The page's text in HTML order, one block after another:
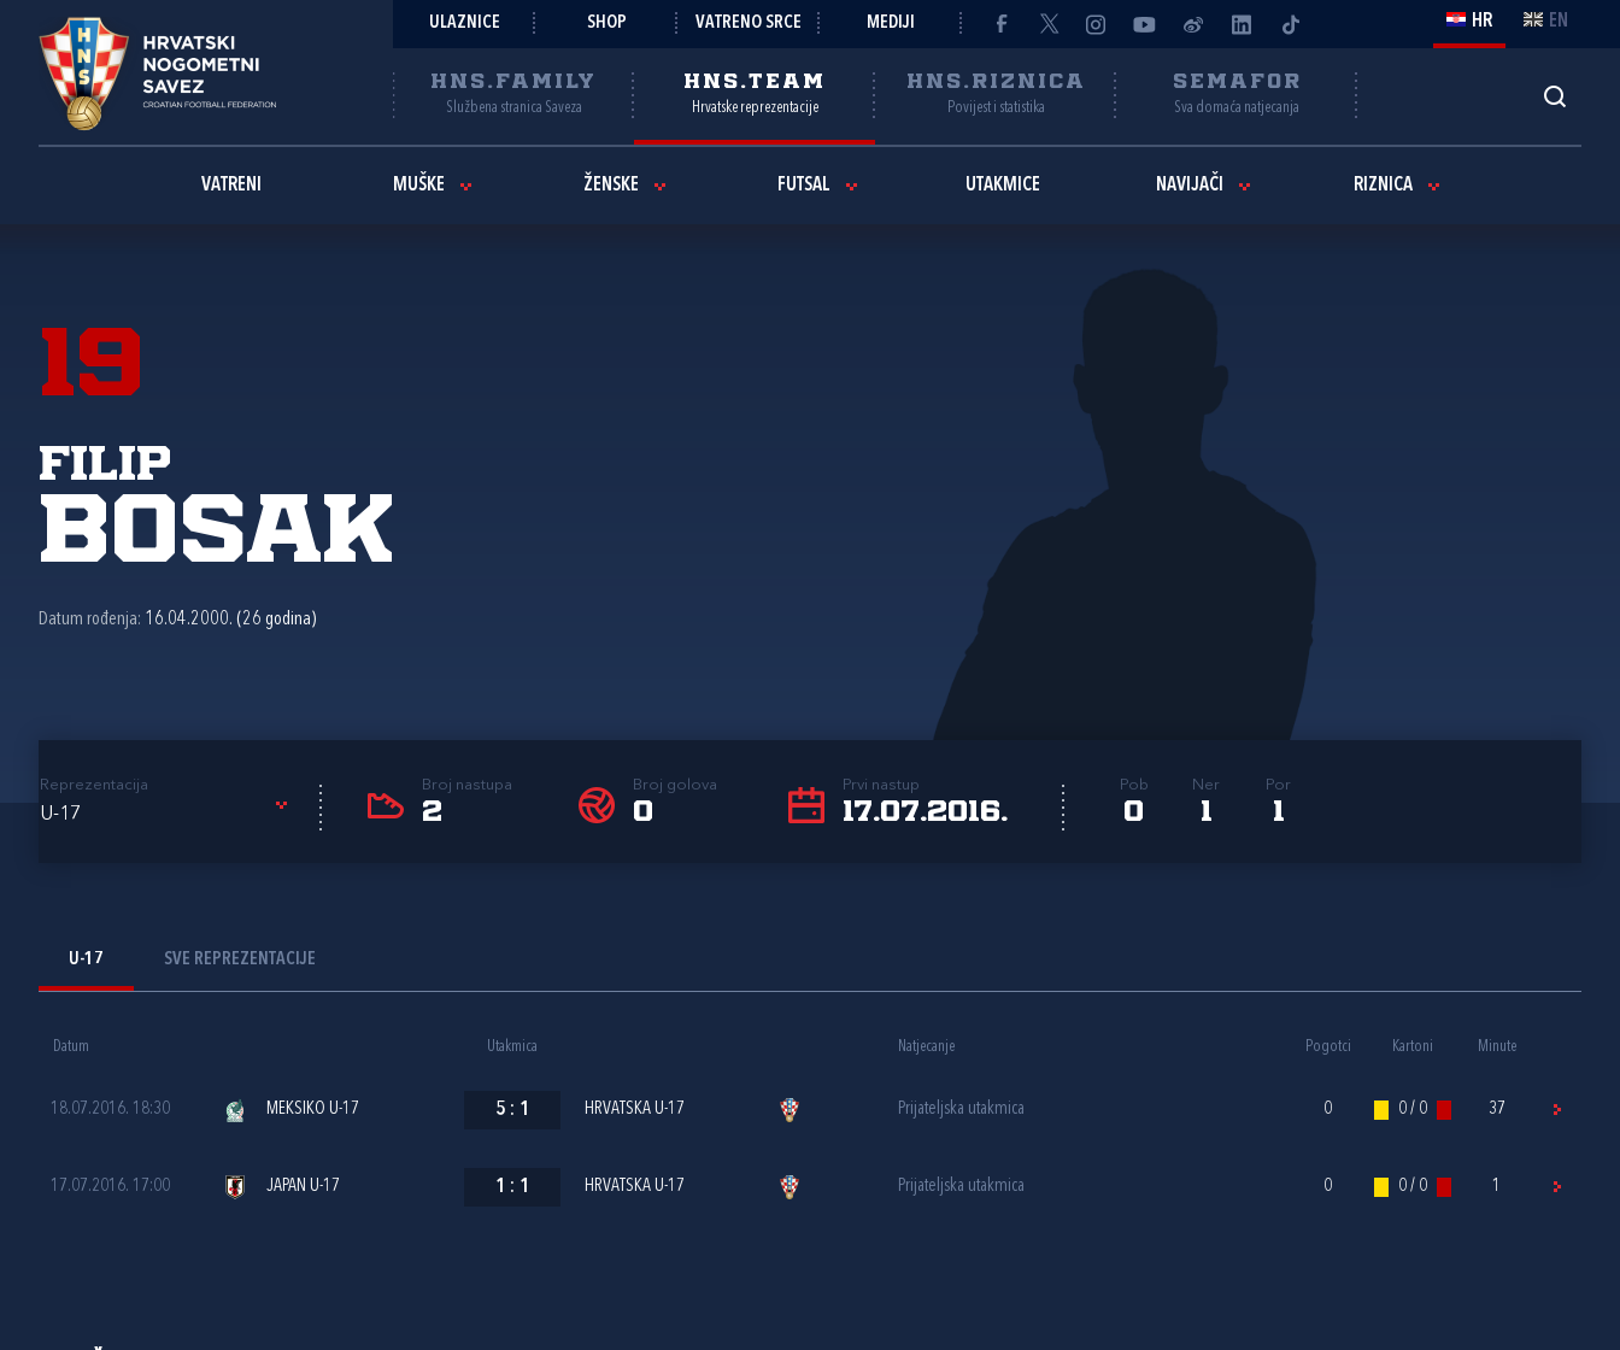
ULAZNICE SHOP VATRENO SRCE MEDIJI HR EN
HNS.FAMILY
Službena stranica Saveza
HNS.TEAM
Hrvatske reprezentacije
HNS.RIZNICA
Povijest i statistika
SEMAFOR
Sva domaća natjecanja
VATRENI MUŠKE ŽENSKE FUTSAL UTAKMICE NAVIJAČI RIZNICA
19
Filip
Bosak
Datum rođenja: 16.04.2000. (26 godina)
Reprezentacija
U-17
Broj nastupa
2
Broj golova
0
Prvi nastup
17.07.2016.
Pob
0
Ner
1
Por
1
U-17 SVE REPREZENTACIJE
Datum Utakmica Natjecanje Pogotci Kartoni Minute
18.07.2016. 18:30 MEKSIKO U-17 5 : 1 HRVATSKA U-17 Prijateljska utakmica 0 0 / 0 37
17.07.2016. 17:00 JAPAN U-17 1 : 1 HRVATSKA U-17 Prijateljska utakmica 0 0 / 0 1